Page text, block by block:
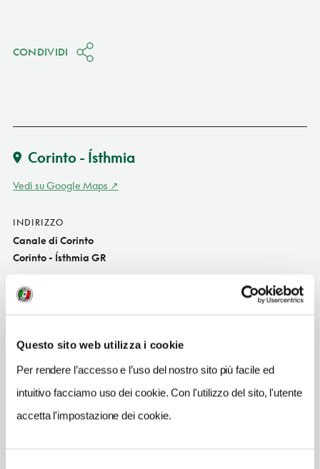
Questo sito web utilizza i cookie
Per rendere l’accesso e l’uso del nostro sito più facile ed
intuitivo facciamo uso dei cookie. Con l'utilizzo del sito, l'utente
accetta l'impostazione dei cookie.
CONDIVIDI
Corinto - Ísthmia
Vedi su Google Maps
INDIRIZZO
Canale di Corinto
Corinto - Ísthmia GR
SITO WEB
isthmus.gr
2741023454
numeroCamere